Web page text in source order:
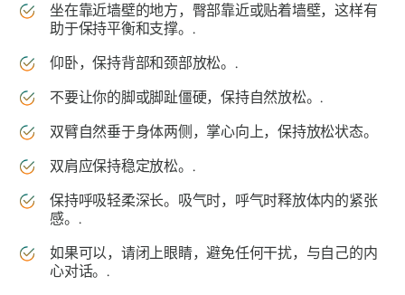
坐在靠近墙壁的地方，臀部靠近或贴着墙壁，这样有
助于保持平衡和支撑。.
仰卧，保持背部和颈部放松。.
不要让你的脚或脚趾僵硬，保持自然放松。.
双臂自然垂于身体两侧，掌心向上，保持放松状态。
双肩应保持稳定放松。.
保持呼吸轻柔深长。吸气时，呼气时释放体内的紧张
感。.
如果可以，请闭上眼睛，避免任何干扰，与自己的内
心对话。.